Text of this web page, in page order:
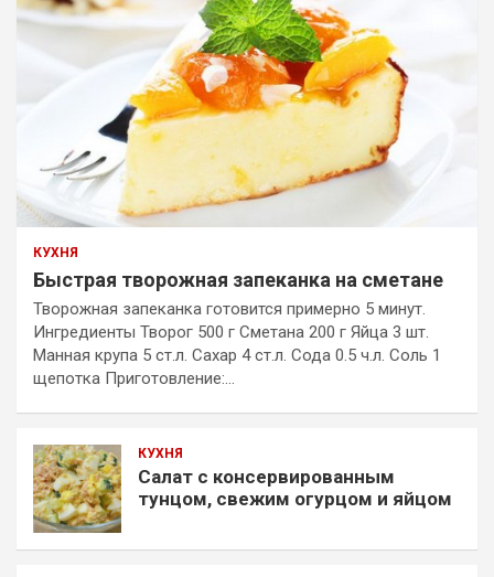
КУХНЯ
Быстрая творожная запеканка на сметане
Творожная запеканка готовится примерно 5 минут.
Ингредиенты Творог 500 г Сметана 200 г Яйца 3 шт.
Манная крупа 5 ст.л. Сахар 4 ст.л. Сода 0.5 ч.л. Соль 1
щепотка Приготовление:…
КУХНЯ
Салат с консервированным
тунцом, свежим огурцом и яйцом